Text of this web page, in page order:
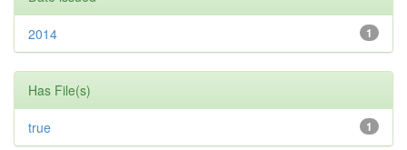
1
2014
Has File(s)
1
true